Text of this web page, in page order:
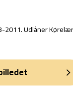
2011. Udlåner